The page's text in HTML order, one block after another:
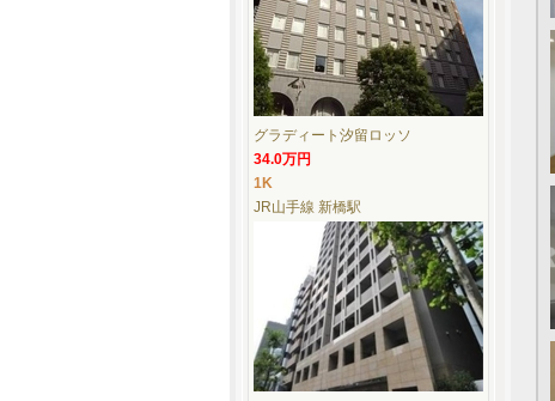
グラディート汐留ロッソ
34.0万円
1K
JR山手線 新橋駅